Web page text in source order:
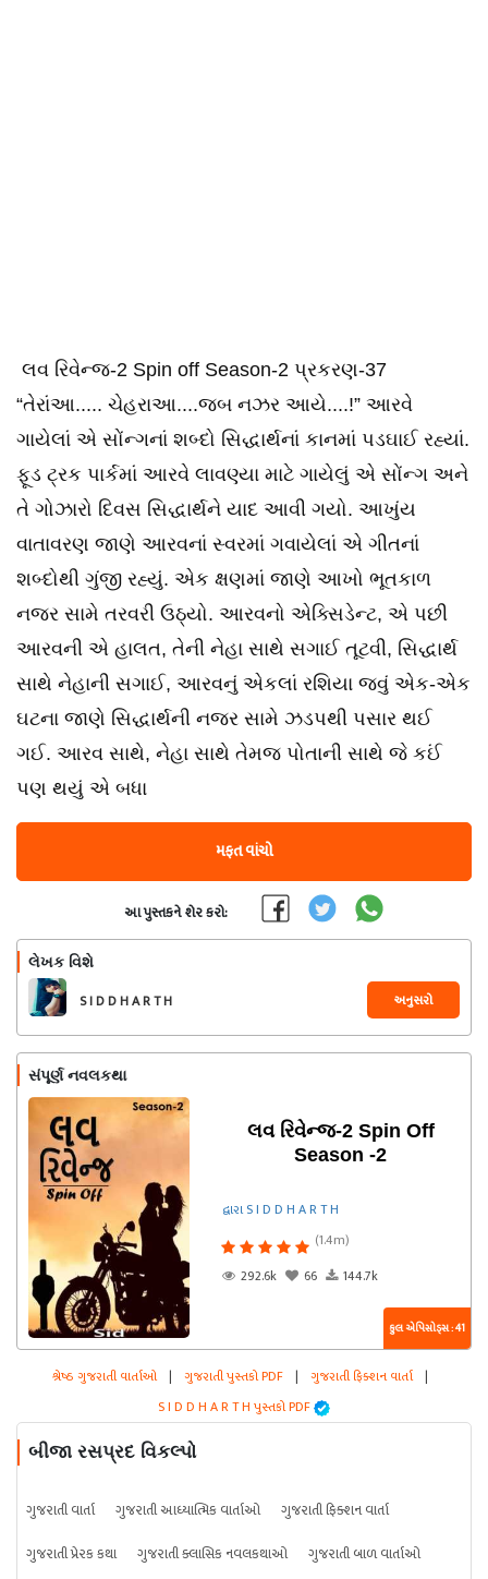
લવ રિવેન્જ-2 Spin off Season-2 પ્રકરણ-37
“તેરાંઆ..... ચેહરાઆ....જબ નઝર આયે....!” આરવે
ગાયેલાં એ સોંન્ગનાં શબ્દો સિદ્ધાર્થનાં કાનમાં પડઘાઈ રહ્યાં.
ફૂડ ટ્રક પાર્કમાં આરવે લાવણ્યા માટે ગાયેલું એ સોંન્ગ અને
તે ગોઝારો દિવસ સિદ્ધાર્થને યાદ આવી ગયો. આખુંય
વાતાવરણ જાણે આરવનાં સ્વરમાં ગવાયેલાં એ ગીતનાં
શબ્દોથી ગુંજી રહ્યું. એક ક્ષણમાં જાણે આખો ભૂતકાળ
નજર સામે તરવરી ઉઠ્યો. આરવનો એક્સિડેન્ટ, એ પછી
આરવની એ હાલત, તેની નેહા સાથે સગાઈ તૂટવી, સિદ્ધાર્થ
સાથે નેહાની સગાઈ, આરવનું એકલાં રશિયા જવું એક-એક
ઘટના જાણે સિદ્ધાર્થની નજર સામે ઝડપથી પસાર થઈ
ગઈ. આરવ સાથે, નેહા સાથે તેમજ પોતાની સાથે જે કઈં
પણ થયું એ બધા
મફત વાંચો
આ પુસ્તકને શેર કરો:
લેખક વિશે
S I D D H A R T H અનુસરો
સંપૂર્ણ નવલકથા
લવ રિવેન્જ-2 Spin Off
Season -2
દ્વારા S I D D H A R T H
(1.4m)
292.6k
66 144.7k
કુલ એપિસોડ્સ : 41
શ્રેષ્ઠ ગુજરાતી વાર્તાઓ | ગુજરાતી પુસ્તકો PDF | ગુજરાતી ફિક્શન વાર્તા |
S I D D H A R T H પુસ્તકો PDF
બીજા રસપ્રદ વિકલ્પો
ગુજરાતી વાર્તા ગુજરાતી આધ્યાત્મિક વાર્તાઓ
ગુજરાતી ફિક્શન વાર્તા
ગુજરાતી પ્રેરક કથા
ગુજરાતી ક્લાસિક નવલકથાઓ ગુજરાતી બાળ વાર્તાઓ